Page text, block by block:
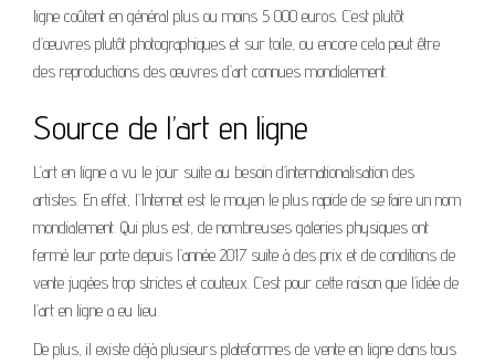
ligne coûtent en général plus ou moins 5 000 euros. C’est plutôt
d’œuvres plutôt photographiques et sur toile, ou encore cela peut être
des reproductions des œuvres d’art connues mondialement.
Source de l’art en ligne
L’art en ligne a vu le jour suite au besoin d’internationalisation des
artistes. En effet, l’Internet est le moyen le plus rapide de se faire un nom
mondialement. Qui plus est, de nombreuses galeries physiques ont
fermé leur porte depuis l’année 2017 suite à des prix et de conditions de
vente jugées trop strictes et couteux. C’est pour cette raison que l’idée de
l’art en ligne a eu lieu.
De plus, il existe déjà plusieurs plateformes de vente en ligne dans tous